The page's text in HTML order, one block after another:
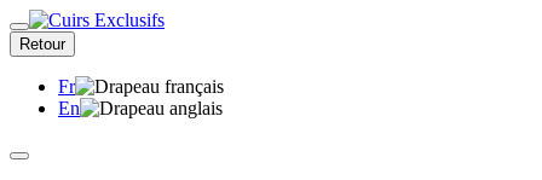
Retour
Fr
En